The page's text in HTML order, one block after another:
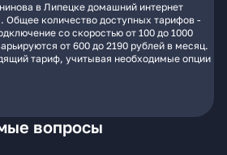
в Липецке домашний интернет
Общее количество доступных тарифов -
со скоростью от 100 до 1000
от 600 до 2190 рублей в месяц.
тариф, учитывая необходимые опции
вопросы